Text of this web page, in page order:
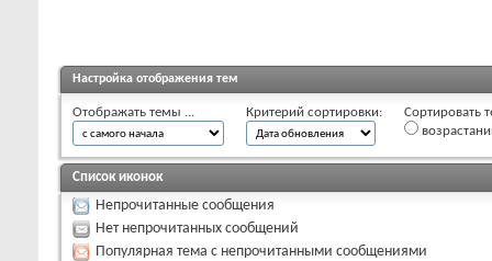
Настройка отображения тем
Отображать темы ... Критерий сортировки:
Сортировать
Список иконок
Непрочитанные сообщения
Нет непрочитанных сообщений
Популярная тема с непрочитанными сообщениями